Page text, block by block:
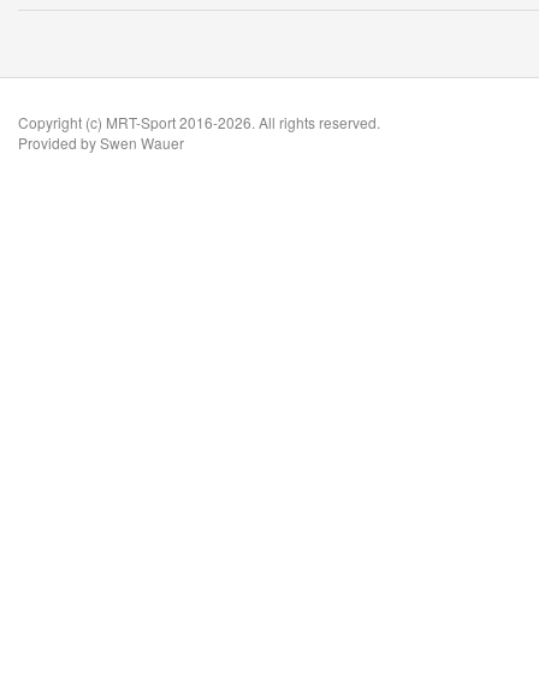
Copyright (c) MRT-Sport 2016-2026. All rights reserved.
Provided by Swen Wauer